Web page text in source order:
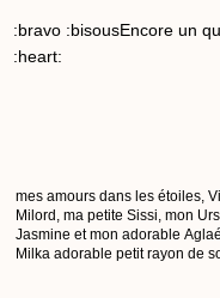
:bravo :bisousEncore un
:heart:
mes amours dans les étoiles,
Milord, ma petite Sissi, mon Ursula, ma puce
Jasmine et mon adorable
Milka adorable petit rayon de